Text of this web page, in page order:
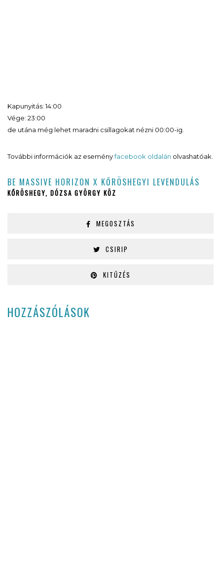
Kapunyitás: 14:00
Vége: 23:00
de utána még lehet maradni csillagokat nézni 00:00-ig.
További információk az eseményfacebook oldalán olvashatóak.
BE MASSIVE HORIZON X KŐRÖSHEGYI LEVENDULÁS
KŐRÖSHEGY, DÓZSA GYÖRGY KÖZ
MEGOSZTÁS
CSIRIP
KITŰZÉS
HOZZÁSZÓLÁSOK